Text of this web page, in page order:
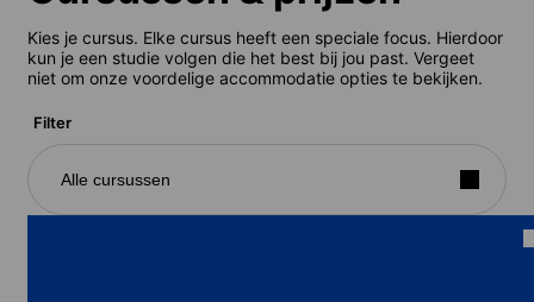
Kies je cursus. Elke cursus heeft een speciale focus. Hierdoor
kun je een studie volgen die het best bij jou past. Vergeet
niet om onze voordelige accommodatie opties te bekijken.
Filter
Alle cursussen